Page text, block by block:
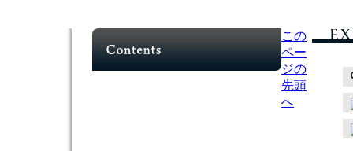
この
ペー
ジの
先頭
へ